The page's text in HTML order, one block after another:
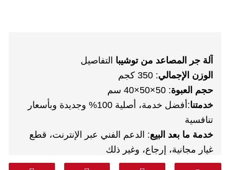
آلة جر المصاعد من توشيبا التفاصيل
الوزن الإجمالي: 350 كجم
حجم العبوة: 50×50×40 سم
خدمتنا
:أفضل خدمة، أصلية 100% وجديدة وبأسعار
تنافسية
خدمة ما بعد البيع: الدعم الفني عبر الإنترنت، قطع
غيار مجانية، إرجاع، وغير ذلك
ضمان: سنة واحدة